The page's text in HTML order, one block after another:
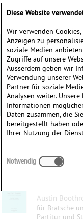
Austin
für Bratsche
Partitur und
Diese Website
Wir verwenden
Anzeigen zu
soziale Medien
Zugriffe auf unsere
Ausserdem geben wir
Verwendung unserer
Partner für soziale
Analysen weiter.
Informationen
Daten zusammen, die
bereitgestellt haben
Ihrer Nutzung der
Notwendig